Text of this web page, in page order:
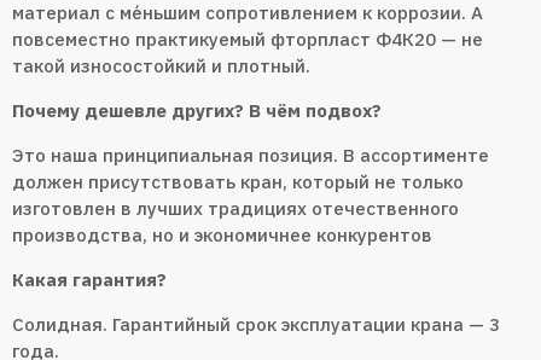
материал с ме́ньшим сопротивлением к коррозии. А
повсеместно практикуемый фторпласт Ф4К20 — не
такой износостойкий и плотный.
Почему дешевле других? В чём подвох?
Это наша принципиальная позиция. В ассортименте
должен присутствовать кран, который не только
изготовлен в лучших традициях отечественного
производства, но и экономичнее конкурентов
Какая гарантия?
Солидная. Гарантийный срок эксплуатации крана — 3
года.